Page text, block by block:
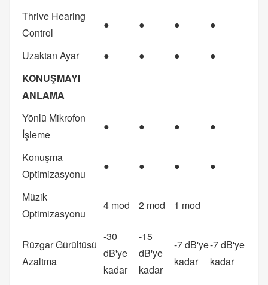
Thrive Hearing
Control
● ● ● ●
Uzaktan Ayar ● ● ●
●
KONUŞMAYI
ANLAMA
Yönlü Mikrofon
İşleme
● ● ● ●
Konuşma
Optimizasyonu
● ● ● ●
Müzik
Optimizasyonu
4 mod 2 mod 1 mod
Rüzgar Gürültüsü
Azaltma
-30
dB'ye
kadar
-15
dB'ye
kadar
-7 dB'ye
kadar
-7 dB'ye
kadar